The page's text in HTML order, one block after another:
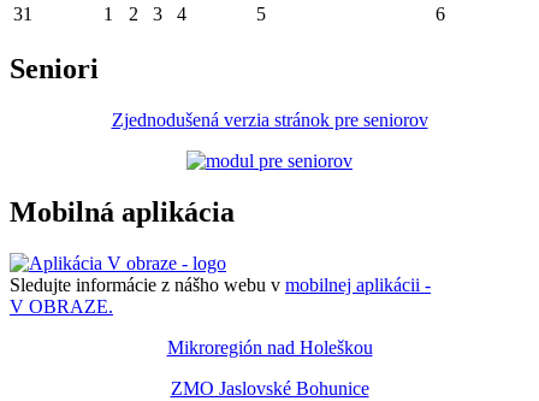
31
1 2 3 4 5 6
Seniori
Zjednodušená verzia stránok pre seniorov
Mobilná aplikácia
Sledujte informácie z nášho webu v mobilnej aplikácii -
V OBRAZE.
Mikroregión nad Holeškou
ZMO Jaslovské Bohunice